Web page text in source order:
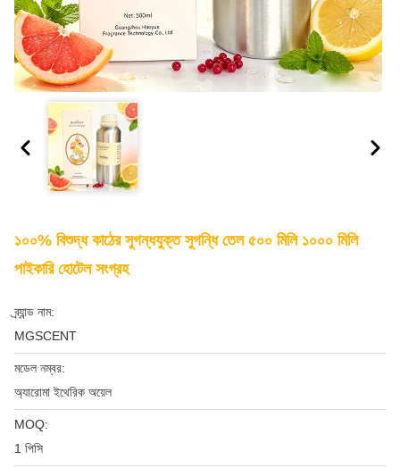
১০০% বিশুদ্ধ কাঠের সুগন্ধযুক্ত সুগন্ধি তেল ৫০০ মিলি ১০০০ মিলি
পাইকারি হোটেল সংগ্রহ
ব্র্যান্ড নাম:
MGSCENT
মডেল নম্বর:
অ্যারোমা ইথেরিক অয়েল
MOQ:
1 পিসি